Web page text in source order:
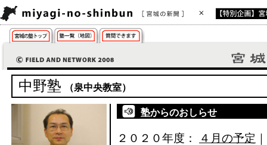
中野塾 （泉中央教室）
塾からのおしらせ
２０２０年度： ４月の予定